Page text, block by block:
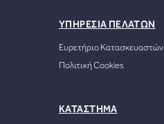
ΥΠΗΡΕΣΙΑ ΠΕΛΑΤΩΝ
Ευρετήριο Κατασκευαστών
Πολιτική Cookies
ΚΑΤΑΣΤΗΜΑ